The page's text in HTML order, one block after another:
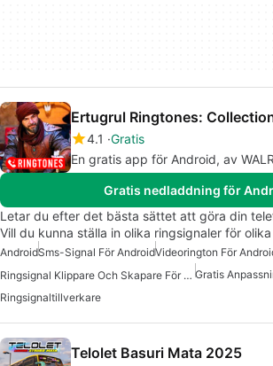
Ertugrul Ringtones:
4.1 Gratis
En gratis app för Android, av
Gratis nedladdning för
Letar du efter det bästa sättet att göra din
Vill du kunna ställa in olika ringsignaler för
AndroidSms-Signal För AndroidVideorington För
Ringsignal Klippare Och Skapare För Android Gratis
Ringsignaltillverkare
Telolet Basuri Mata 2025